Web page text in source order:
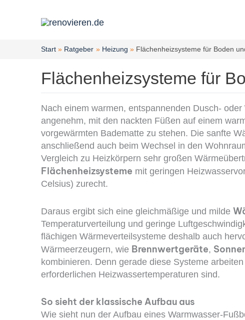
Start Ratgeber Heizung Flächenheizsysteme für Boden
Flächenheizsysteme für
Nach einem warmen, entspannenden Dusch-
angenehm, mit den nackten Füßen auf einem
vorgewärmten Bade­matte zu stehen. Die sanfte
anschließend auch beim Wechsel in den
Vergleich zu Heizkörpern sehr großen
Flächenheizsysteme mit geringen
Celsius) zurecht.
Daraus ergibt sich eine gleichmäßige und milde
Temperaturverteilung und geringe
flächigen Wärmeverteilsysteme deshalb auch
Wärmeerzeugern, wie Brennwertgeräte,
kombinieren. Denn gerade diese Systeme
erforderlichen Heizwassertemperaturen sind.
So sieht der klassische Aufbau aus
Wie sieht nun der Aufbau eines Warmwasser-